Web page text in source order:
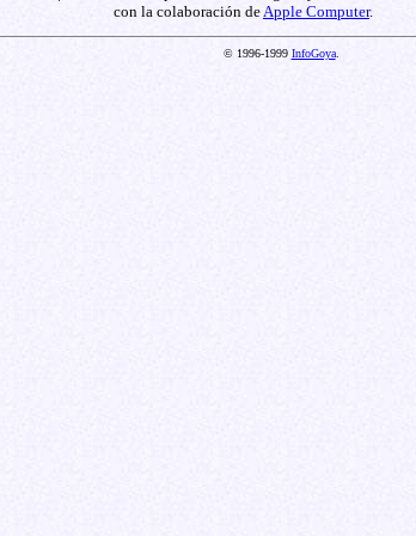
con la colaboración deApple Computer.
© 1996-1999 InfoGoya.